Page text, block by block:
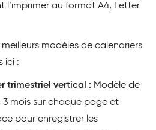
l’imprimer au format A4, Letter
modèles de calendriers
ici :
trimestriel vertical : Modèle de
mois sur chaque page et
pour enregistrer les